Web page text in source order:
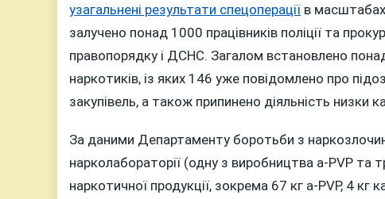
узагальнені результати спецоперації в масштабах
залучено понад 1000 працівників поліції та
правопорядку і ДСНС. Загалом встановлено
наркотиків, із яких 146 уже повідомлено про
закупівель, а також припинено діяльність низки
За даними Департаменту боротьби з
нарколабораторії (одну з виробництва a-PVP та
наркотичної продукції, зокрема 67 кг a-PVP, 4